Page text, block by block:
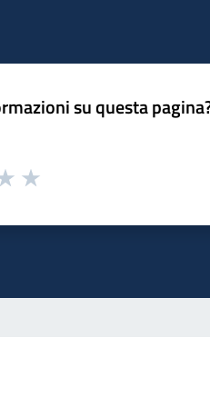
su questa